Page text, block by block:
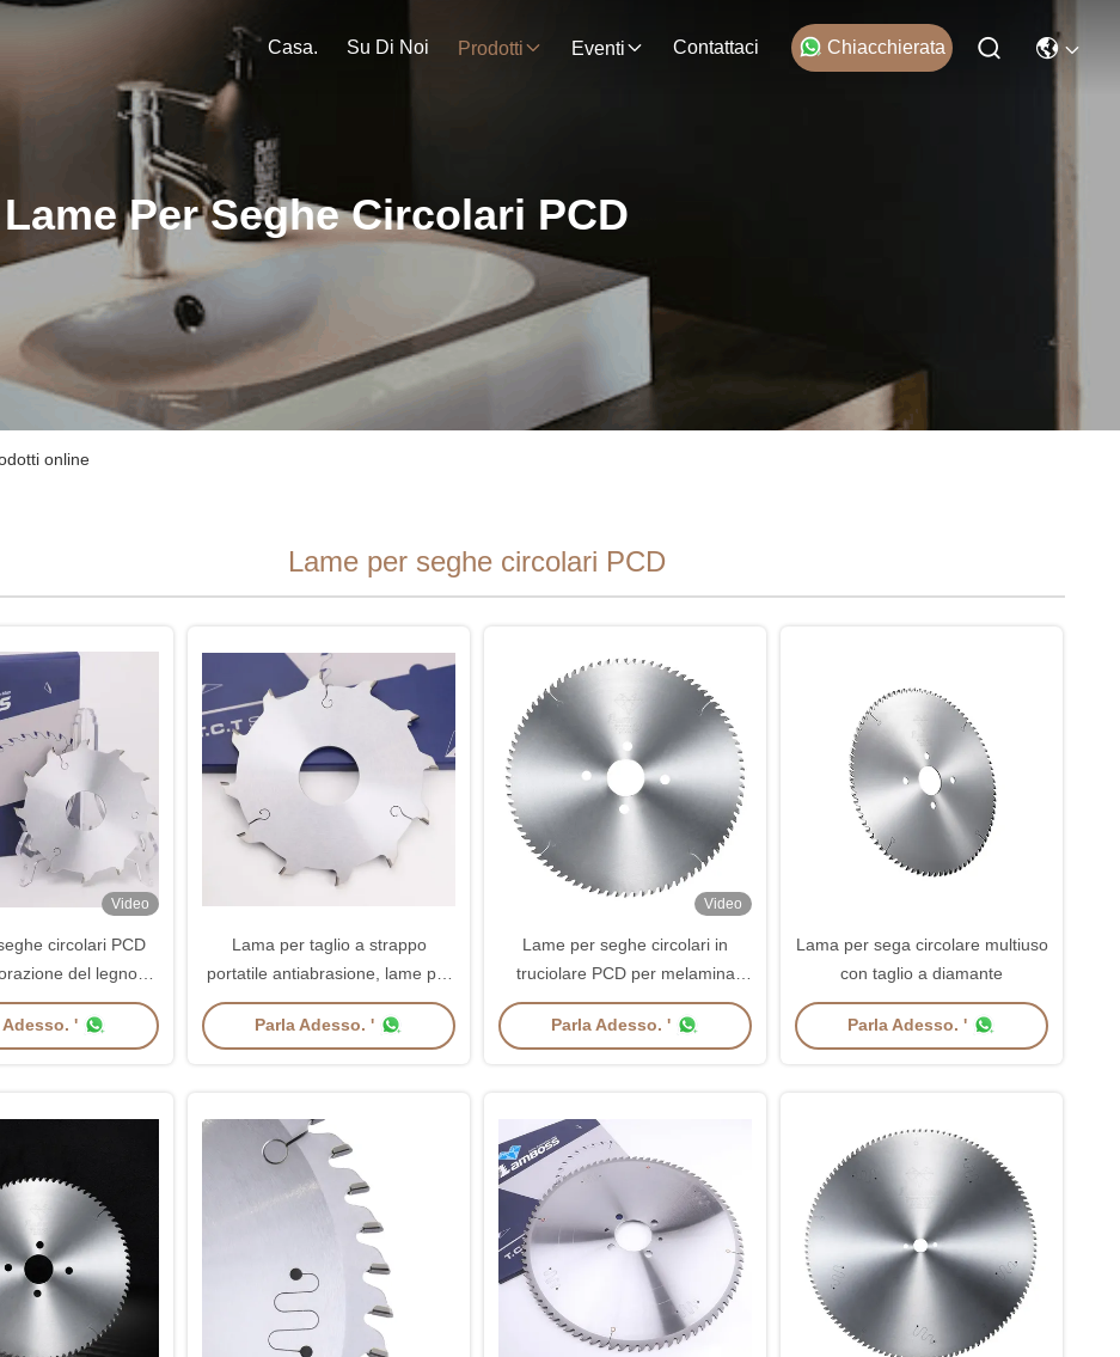
Casa. Su Di Noi Prodotti Eventi Contattaci Chiacchierata
Lame Per Seghe Circolari PCD
online
Lame per seghe circolari PCD
Video
circolari PCD
del legno
multifunzionale
Adesso. '
Lama per taglio a strappo
portatile antiabrasione, lame per
sega diamantate policristalline
pratiche
Parla Adesso. '
Video
Lame per seghe circolari in
truciolare PCD per melamina
antiusura robuste
Parla Adesso. '
Lama per sega circolare multiuso
con taglio a diamante
Parla Adesso. '